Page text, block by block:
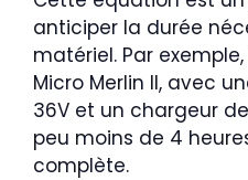
anticiper la durée
matériel. Par
Micro Merlin II, avec
36V et un chargeur
peu moins de 4
complète.